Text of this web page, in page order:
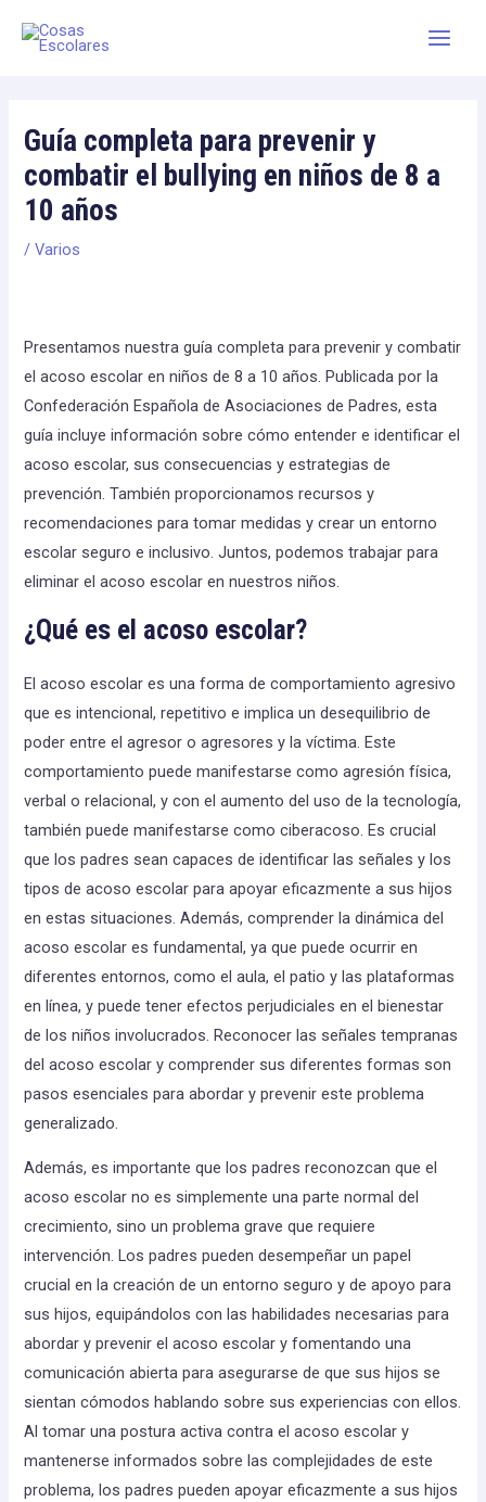
Guía completa para prevenir y
combatir el bullying en niños de 8 a
10 años
/Varios
Presentamos nuestra guía completa para prevenir y combatir
el acoso escolar en niños de 8 a 10 años. Publicada por la
Confederación Española de Asociaciones de Padres, esta
guía incluye información sobre cómo entender e identificar el
acoso escolar, sus consecuencias y estrategias de
prevención. También proporcionamos recursos y
recomendaciones para tomar medidas y crear un entorno
escolar seguro e inclusivo. Juntos, podemos trabajar para
eliminar el acoso escolar en nuestros niños.
¿Qué es el acoso escolar?
El acoso escolar es una forma de comportamiento agresivo
que es intencional, repetitivo e implica un desequilibrio de
poder entre el agresor o agresores y la víctima. Este
comportamiento puede manifestarse como agresión física,
verbal o relacional, y con el aumento del uso de la tecnología,
también puede manifestarse como ciberacoso. Es crucial
que los padres sean capaces de identificar las señales y los
tipos de acoso escolar para apoyar eficazmente a sus hijos
en estas situaciones. Además, comprender la dinámica del
acoso escolar es fundamental, ya que puede ocurrir en
diferentes entornos, como el aula, el patio y las plataformas
en línea, y puede tener efectos perjudiciales en el bienestar
de los niños involucrados. Reconocer las señales tempranas
del acoso escolar y comprender sus diferentes formas son
pasos esenciales para abordar y prevenir este problema
generalizado.
Además, es importante que los padres reconozcan que el
acoso escolar no es simplemente una parte normal del
crecimiento, sino un problema grave que requiere
intervención. Los padres pueden desempeñar un papel
crucial en la creación de un entorno seguro y de apoyo para
sus hijos, equipándolos con las habilidades necesarias para
abordar y prevenir el acoso escolar y fomentando una
comunicación abierta para asegurarse de que sus hijos se
sientan cómodos hablando sobre sus experiencias con ellos.
Al tomar una postura activa contra el acoso escolar y
mantenerse informados sobre las complejidades de este
problema, los padres pueden apoyar eficazmente a sus hijos